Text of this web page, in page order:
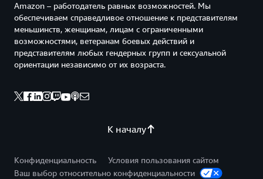
К началу
Amazon – работодатель равных возможностей. Мы
обеспечиваем справедливое отношение к представителям
меньшинств, женщинам, лицам с ограниченными
возможностями, ветеранам боевых действий и
представителям любых гендерных групп и сексуальной
ориентации независимо от их возраста.
Конфиденциальность
Условия пользования сайтом
Ваш выбор относительно конфиденциальности